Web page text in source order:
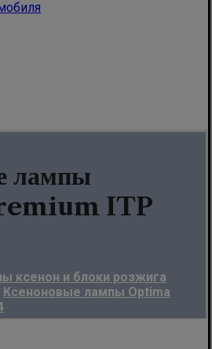
лампы
ITP
ксенон и блоки розжига
Ксеноновые лампы Optima